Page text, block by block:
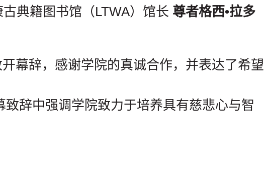
典籍图书馆（LTWA）馆长 尊者格西•拉多
开幕辞，感谢学院的真诚合作，并表达了希望
致辞中强调学院致力于培养具有慈悲心与智